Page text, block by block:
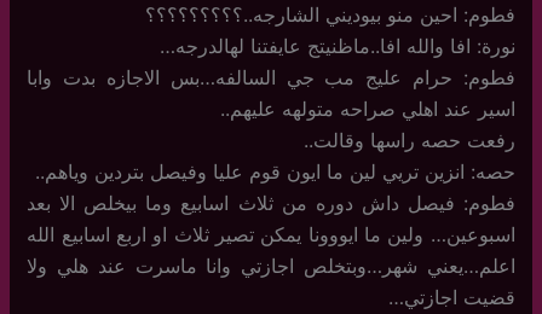
فطوم: احين منو بيوديني الشارجه..؟؟؟؟؟؟؟؟؟
نورة: افا والله افا..ماظنيتج عايفتنا لهالدرجه…
فطوم: حرام عليج مب جي السالفه…بس الاجازه بدت وابا
اسير عند اهلي صراحه متولهه عليهم..
رفعت حصه راسها وقالت..
حصه: انزين تريي لين ما ايون قوم عليا وفيصل بتردين وياهم..
فطوم: فيصل داش دوره من ثلاث اسابيع وما بيخلص الا بعد
اسبوعين… ولين ما ايووونا يمكن تصير ثلاث او اربع اسابيع الله
اعلم…يعني شهر…وبتخلص اجازتي وانا ماسرت عند هلي ولا
قضيت اجازتي…